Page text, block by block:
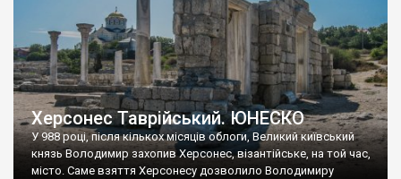
Херсонес Таврійський. ЮНЕСКО
У 988 році, після кількох місяців облоги, Великий київський
князь Володимир захопив Херсонес, візантійське, на той час,
місто. Саме взяття Херсонесу дозволило Володимиру